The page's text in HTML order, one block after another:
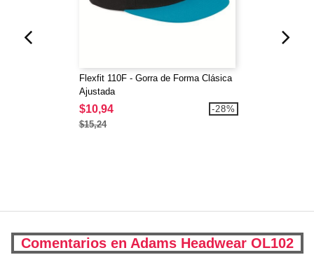
Flexfit 110F - Gorra de Forma Clásica
Ajustada
$10,94
$15,24
-28%
Comentarios en Adams Headwear OL102